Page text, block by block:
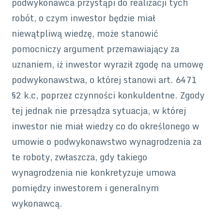
robót, o czym inwestor będzie miał
niewątpliwą wiedzę, może stanowić
pomocniczy argument przemawiający za
uznaniem, iż inwestor wyraził zgodę na umowę
podwykonawstwa, o której stanowi art. 6471
§2 k.c, poprzez czynności konkuldentne. Zgody
tej jednak nie przesądza sytuacja, w której
inwestor nie miał wiedzy co do określonego w
umowie o podwykonawstwo wynagrodzenia za
te roboty, zwłaszcza, gdy takiego
wynagrodzenia nie konkretyzuje umowa
pomiędzy inwestorem i generalnym
wykonawcą.